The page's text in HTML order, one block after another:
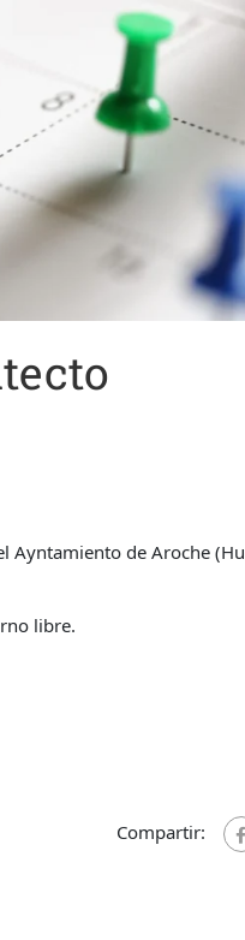
Ayntamiento de Aroche
libre.
Compartir: